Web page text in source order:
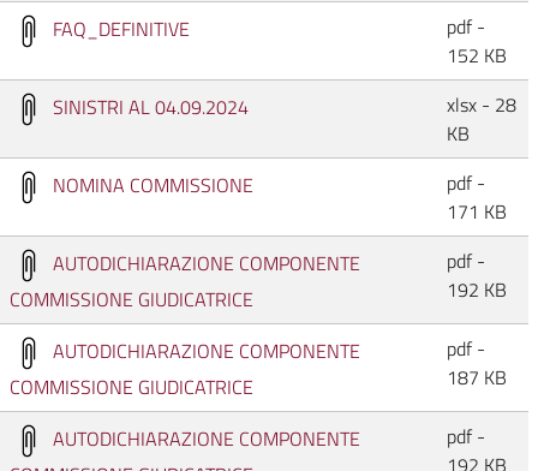
FAQ_DEFINITIVE
pdf -
152 KB
SINISTRI AL 04.09.2024
xlsx - 28
KB
NOMINA COMMISSIONE
pdf -
171 KB
AUTODICHIARAZIONE COMPONENTE
COMMISSIONE GIUDICATRICE
pdf -
192 KB
AUTODICHIARAZIONE COMPONENTE
COMMISSIONE GIUDICATRICE
pdf -
187 KB
AUTODICHIARAZIONE COMPONENTE
pdf -